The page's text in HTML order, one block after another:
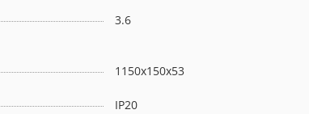
3.6
1150x150x53
IP20